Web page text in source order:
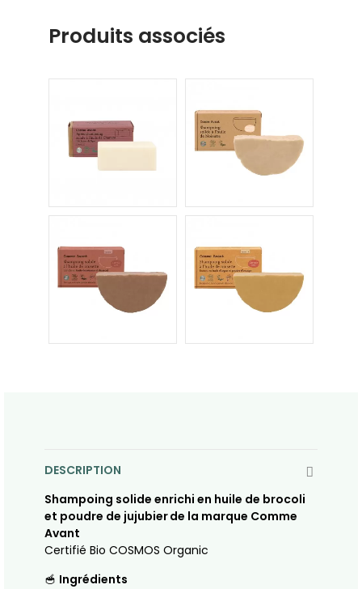
DESCRIPTION
Shampoing solide enrichi en huile de brocoli
et poudre de jujubierde la marque Comme
Avant
Certifié Bio COSMOS Organic
🥣 Ingrédients
Produits associés